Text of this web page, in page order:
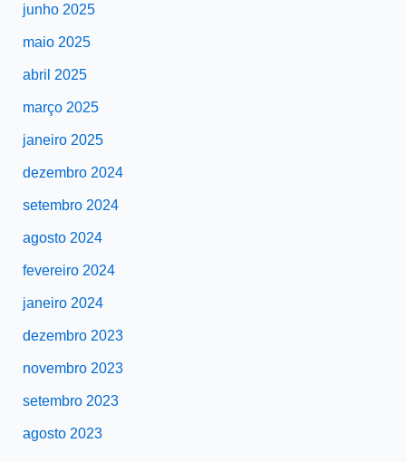
junho 2025
maio 2025
abril 2025
março 2025
janeiro 2025
dezembro 2024
setembro 2024
agosto 2024
fevereiro 2024
janeiro 2024
dezembro 2023
novembro 2023
setembro 2023
agosto 2023